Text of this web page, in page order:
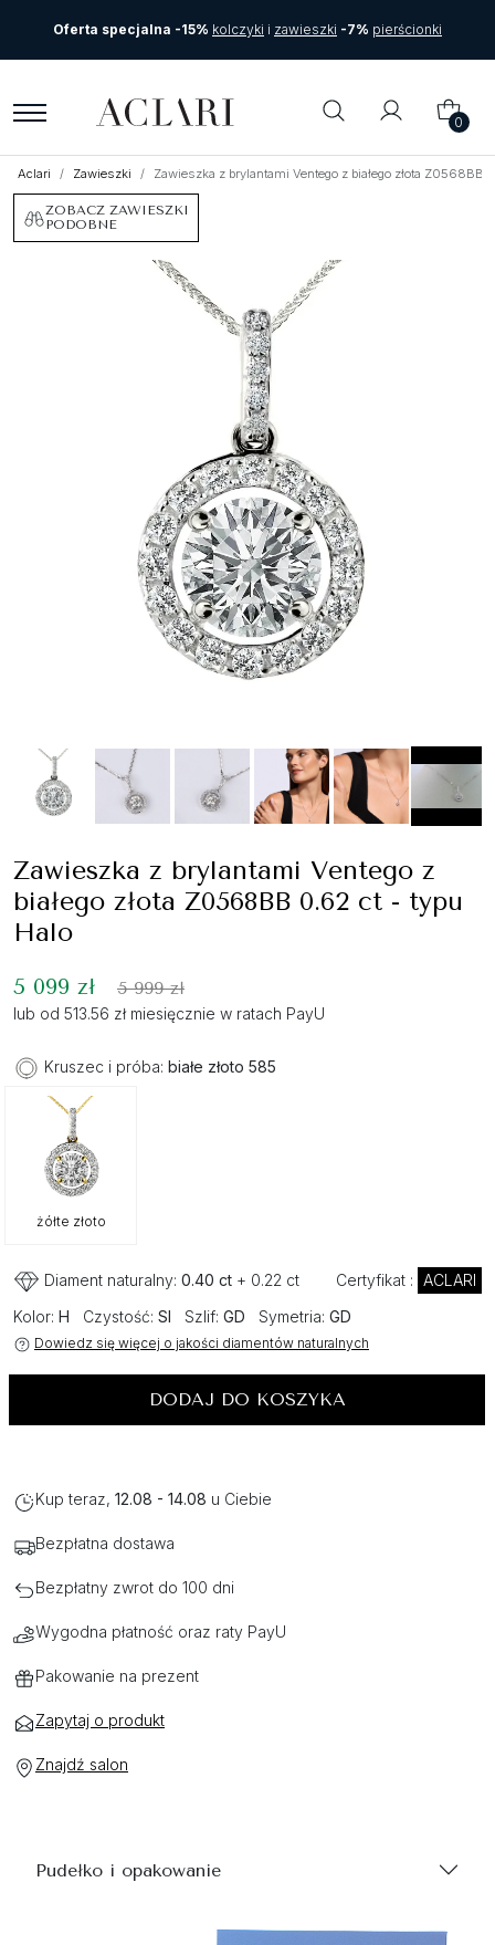
Oferta specjalna -15% kolczyki i zawieszki -7% pierścionki
0
Aclari Zawieszki Zawieszka z brylantami Ventego z białego złota Z0568BB
ZOBACZ ZAWIESZKI
PODOBNE
Zawieszka z brylantami Ventego z
białego złota Z0568BB 0.62 ct - typu
Halo
5 099 zł 5 999 zł
lub od 513.56 zł miesięcznie w ratach PayU
Kruszec i próba: białe złoto 585
żółte złoto
Diament naturalny: 0.40 ct + 0.22 ct Certyfikat : ACLARI
Kolor: H Czystość: SI Szlif: GD Symetria: GD
Dowiedz się więcej o jakości diamentów naturalnych
DODAJ DO KOSZYKA
Kup teraz, 12.08 - 14.08 u Ciebie
Bezpłatna dostawa
Bezpłatny zwrot do 100 dni
Wygodna płatność oraz raty PayU
Pakowanie na prezent
Zapytaj o produkt
Znajdź salon
Pudełko i opakowanie